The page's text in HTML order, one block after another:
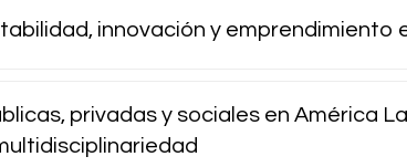
innovación y emprendimiento
privadas y sociales en América